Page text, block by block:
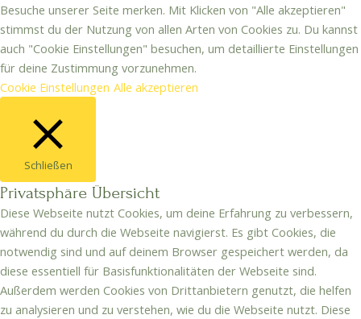
Besuche unserer Seite merken. Mit Klicken von "Alle akzeptieren"
stimmst du der Nutzung von allen Arten von Cookies zu. Du kannst
auch "Cookie Einstellungen" besuchen, um detaillierte Einstellungen
für deine Zustimmung vorzunehmen.
Cookie Einstellungen Alle akzeptieren
Schließen
Privatsphäre Übersicht
Diese Webseite nutzt Cookies, um deine Erfahrung zu verbessern,
während du durch die Webseite navigierst. Es gibt Cookies, die
notwendig sind und auf deinem Browser gespeichert werden, da
diese essentiell für Basisfunktionalitäten der Webseite sind.
Außerdem werden Cookies von Drittanbietern genutzt, die helfen
zu analysieren und zu verstehen, wie du die Webseite nutzt. Diese